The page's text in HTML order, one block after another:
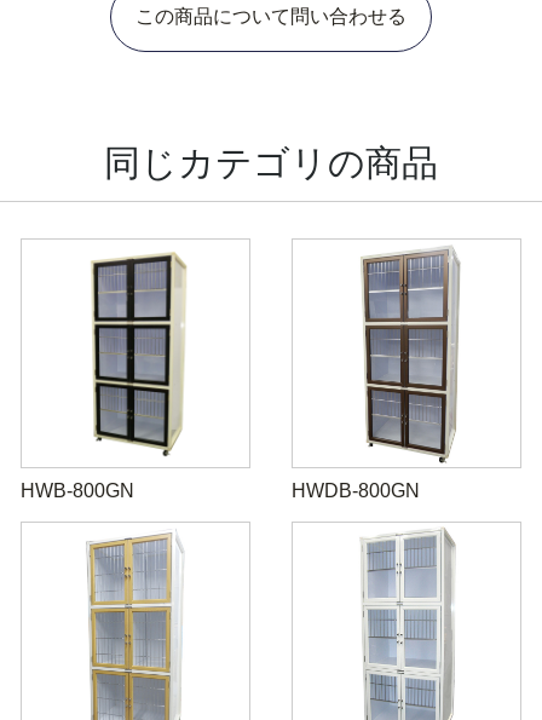
この商品について問い合わせる
同じカテゴリの商品
HWB-800GN HWDB-800GN